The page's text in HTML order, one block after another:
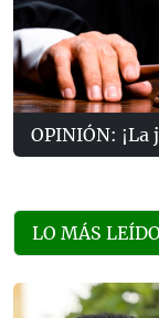
OPINIÓN:
LO MÁS LEÍDO